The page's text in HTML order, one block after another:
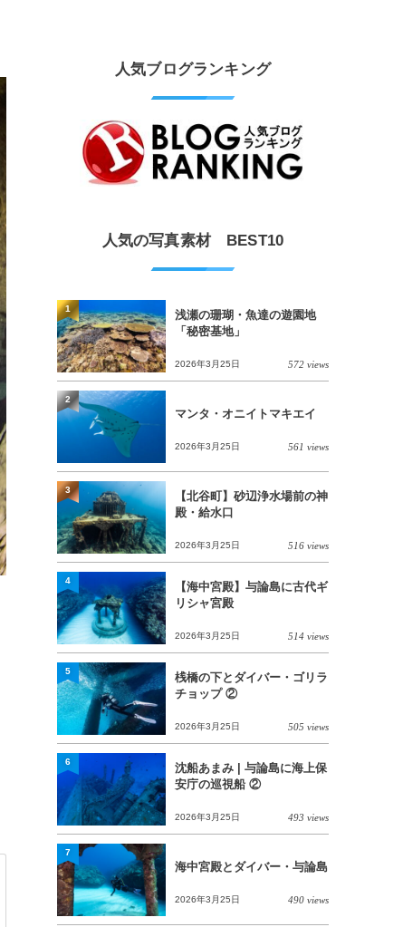
人気ブログランキング
人気の写真素材 BEST10
浅瀬の珊瑚・魚達の遊園地
「秘密基地」
2026年3月25日 572 views
1
マンタ・オニイトマキエイ
2026年3月25日 561 views
2
【北谷町】砂辺浄水場前の神
殿・給水口
2026年3月25日 516 views
3
【海中宮殿】与論島に古代ギ
リシャ宮殿
2026年3月25日 514 views
4
桟橋の下とダイバー・ゴリラ
チョップ ②
2026年3月25日 505 views
5
沈船あまみ | 与論島に海上保
安庁の巡視船 ②
2026年3月25日 493 views
6
海中宮殿とダイバー・与論島
2026年3月25日 490 views
7